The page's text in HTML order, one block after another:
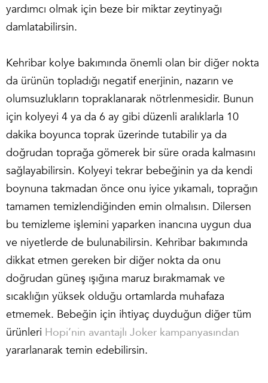
yardımcı olmak için beze bir miktar zeytinyağı
damlatabilirsin.
Kehribar kolye bakımında önemli olan bir diğer nokta
da ürünün topladığı negatif enerjinin, nazarın ve
olumsuzlukların topraklanarak nötrlenmesidir. Bunun
için kolyeyi 4 ya da 6 ay gibi düzenli aralıklarla 10
dakika boyunca toprak üzerinde tutabilir ya da
doğrudan toprağa gömerek bir süre orada kalmasını
sağlayabilirsin. Kolyeyi tekrar bebeğinin ya da kendi
boynuna takmadan önce onu iyice yıkamalı, toprağın
tamamen temizlendiğinden emin olmalısın. Dilersen
bu temizleme işlemini yaparken inancına uygun dua
ve niyetlerde de bulunabilirsin. Kehribar bakımında
dikkat etmen gereken bir diğer nokta da onu
doğrudan güneş ışığına maruz bırakmamak ve
sıcaklığın yüksek olduğu ortamlarda muhafaza
etmemek. Bebeğin için ihtiyaç duyduğun diğer tüm
ürünleri Hopi’nin avantajlı Joker kampanyasından
yararlanarak temin edebilirsin.